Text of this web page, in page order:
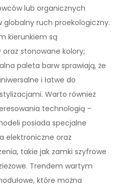
lub organicznych
globalny ruch proekologiczny.
kierunkiem są
stonowane kolory;
paleta barw sprawiają, że
i łatwe do
Warto również
technologią –
posiada specjalne
elektroniczne oraz
takie jak zamki szyfrowe
Trendem wartym
które można